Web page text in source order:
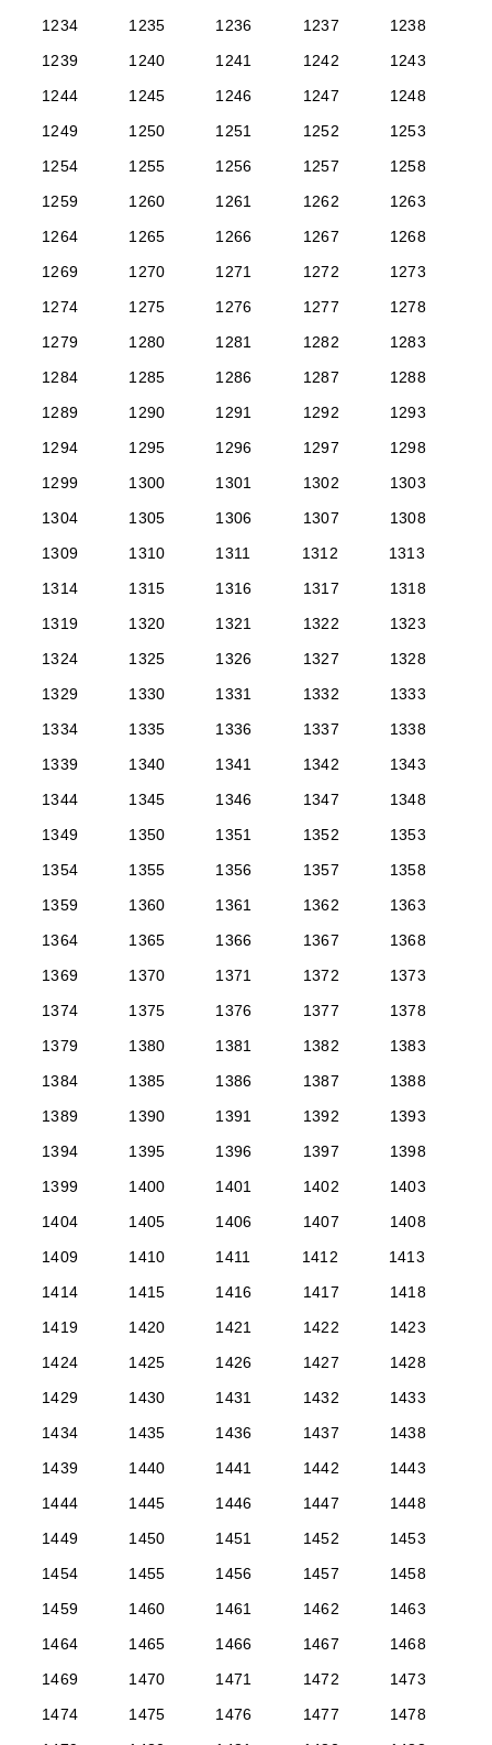
1234
1235 1236 1237
1238
1239
1240 1241 1242
1243
1244
1245 1246 1247
1248
1249
1250 1251 1252
1253
1254
1255 1256 1257
1258
1259
1260 1261 1262
1263
1264
1265 1266 1267
1268
1269
1270 1271 1272
1273
1274
1275 1276 1277
1278
1279
1280 1281 1282
1283
1284
1285 1286 1287
1288
1289
1290 1291 1292
1293
1294
1295 1296 1297
1298
1299
1300 1301 1302
1303
1304
1305 1306 1307
1308
1309
1310 1311 1312
1313
1314
1315 1316 1317
1318
1319
1320 1321 1322
1323
1324
1325 1326 1327
1328
1329
1330 1331 1332
1333
1334
1335 1336 1337
1338
1339
1340 1341 1342
1343
1344
1345 1346 1347
1348
1349
1350 1351 1352
1353
1354
1355 1356 1357
1358
1359
1360 1361 1362
1363
1364
1365 1366 1367
1368
1369
1370 1371 1372
1373
1374
1375 1376 1377
1378
1379
1380 1381 1382
1383
1384
1385 1386 1387
1388
1389
1390 1391 1392
1393
1394
1395 1396 1397
1398
1399
1400 1401 1402
1403
1404
1405 1406 1407
1408
1409
1410 1411 1412
1413
1414
1415 1416 1417
1418
1419
1420 1421 1422
1423
1424
1425 1426 1427
1428
1429
1430 1431 1432
1433
1434
1435 1436 1437
1438
1439
1440 1441 1442
1443
1444
1445 1446 1447
1448
1449
1450 1451 1452
1453
1454
1455 1456 1457
1458
1459
1460 1461 1462
1463
1464
1465 1466 1467
1468
1469
1470 1471 1472
1473
1474
1475 1476 1477
1478